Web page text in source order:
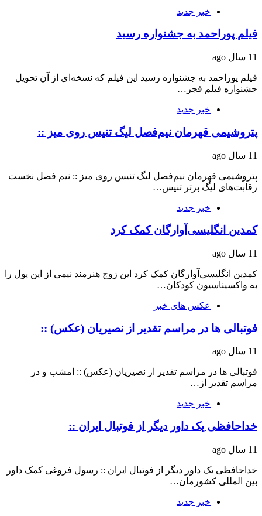
خبر جدید
فیلم پوراحمد به جشنواره رسید
11 سال ago
فیلم پوراحمد به جشنواره رسید این فیلم که نسخه‌ای از آن تحویل
جشنواره فیلم فجر…
خبر جدید
پتروشیمی قهرمان نیم‌فصل لیگ تنیس روی میز ::
11 سال ago
پتروشیمی قهرمان نیم‌فصل لیگ تنیس روی میز :: نیم فصل نخست
رقابت‌های لیگ برتر تنیس…
خبر جدید
کمدین انگلیسی‌آوارگان کمک کرد
11 سال ago
کمدین انگلیسی‌آوارگان کمک کرد این زوج هنرمند نیمی از این پول را
به واکسیناسیون کودکان…
عکس های خبر
فوتبالی ها در مراسم تقدیر از نصیریان (عکس) ::
11 سال ago
فوتبالی ها در مراسم تقدیر از نصیریان (عکس) :: امشب و در
مراسم تقدیر از…
خبر جدید
خداحافظی یک داور دیگر از فوتبال ایران ::
11 سال ago
خداحافظی یک داور دیگر از فوتبال ایران :: رسول فروغی کمک داور
بین المللی کشورمان…
خبر جدید